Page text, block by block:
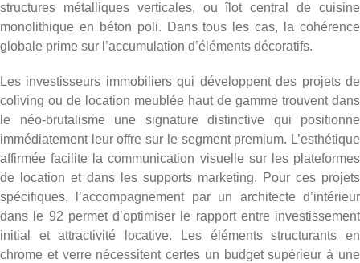
structures métalliques verticales, ou îlot central de cuisine
monolithique en béton poli. Dans tous les cas, la cohérence
globale prime sur l’accumulation d’éléments décoratifs.
Les investisseurs immobiliers qui développent des projets de
coliving ou de location meublée haut de gamme trouvent dans
le néo-brutalisme une signature distinctive qui positionne
immédiatement leur offre sur le segment premium. L’esthétique
affirmée facilite la communication visuelle sur les plateformes
de location et dans les supports marketing. Pour ces projets
spécifiques, l’accompagnement par un architecte d’intérieur
dans le 92 permet d’optimiser le rapport entre investissement
initial et attractivité locative. Les éléments structurants en
chrome et verre nécessitent certes un budget supérieur à une